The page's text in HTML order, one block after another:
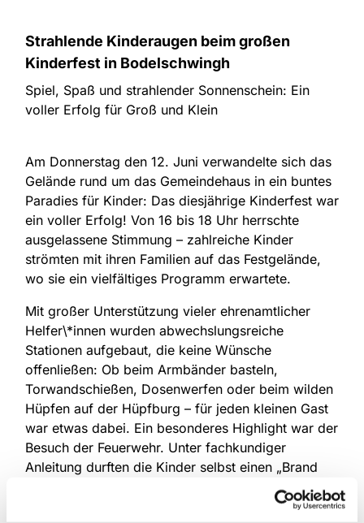
Strahlende Kinderaugen beim großen
Kinderfest in Bodelschwingh
Spiel, Spaß und strahlender Sonnenschein: Ein
voller Erfolg für Groß und Klein
Am Donnerstag den 12. Juni verwandelte sich das
Gelände rund um das Gemeindehaus in ein buntes
Paradies für Kinder: Das diesjährige Kinderfest war
ein voller Erfolg! Von 16 bis 18 Uhr herrschte
ausgelassene Stimmung – zahlreiche Kinder
strömten mit ihren Familien auf das Festgelände,
wo sie ein vielfältiges Programm erwartete.
Mit großer Unterstützung vieler ehrenamtlicher
Helfer\*innen wurden abwechslungsreiche
Stationen aufgebaut, die keine Wünsche
offenließen: Ob beim Armbänder basteln,
Torwandschießen, Dosenwerfen oder beim wilden
Hüpfen auf der Hüpfburg – für jeden kleinen Gast
war etwas dabei. Ein besonderes Highlight war der
Besuch der Feuerwehr. Unter fachkundiger
Anleitung durften die Kinder selbst einen „Brand
Feuerwehrleute fühlen – ein Erlebnis, das viele